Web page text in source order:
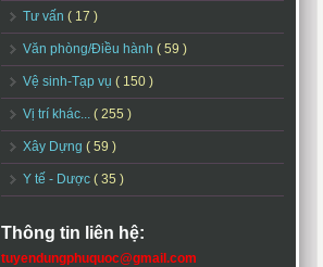
Tư vấn ( 17 )
Văn phòng/Điều hành ( 59 )
Vệ sinh-Tạp vụ ( 150 )
Vị trí khác... ( 255 )
Xây Dựng ( 59 )
Y tế - Dược ( 35 )
Thông tin liên hệ:
tuyendungphuquoc@gmail.com